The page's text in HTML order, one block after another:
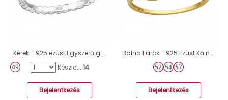
Kerek - 925 ezüst Egyszerű gyűrűk A4S20773
Készlet:: 14
Bejelentkezés
Bálna Farok - 925 Ezüst Kő nélküli gyűrűk A4S47803
Bejelentkezés